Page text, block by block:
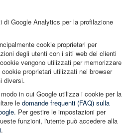
Google Analytics per la profilazione
cookie proprietari per
degli utenti con i siti web dei clienti
vengono utilizzati per memorizzare
proprietari utilizzati nei browser
diversi.
in cui Google utilizza i cookie per la
le domande frequenti (FAQ) sulla
. Per gestire le impostazioni per
funzioni, l'utente può accedere alla
.